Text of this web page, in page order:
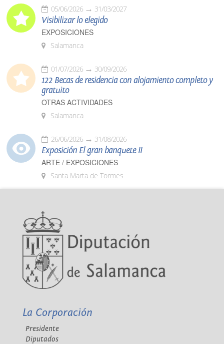
05/06/2026 31/03/2027
Visibilizar lo elegido
EXPOSICIONES
Salamanca
01/07/2026 30/09/2026
122 Becas de residencia con alojamiento completo y
gratuito
OTRAS ACTIVIDADES
Salamanca
26/06/2026 31/08/2026
Exposición El gran banquete II
ARTE / EXPOSICIONES
Santa Marta de Tormes
La Corporación
Presidente
Diputados